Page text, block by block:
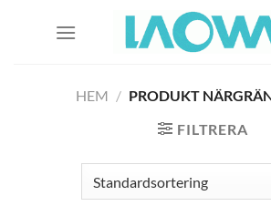
HEM / PRODUKT
FILTRERA